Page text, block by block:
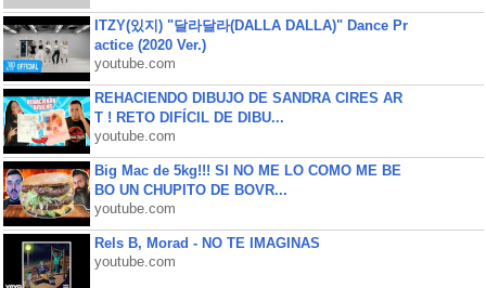
ITZY(있지) "달라달라(DALLA DALLA)" Dance Pr
actice (2020 Ver.)
youtube.com
REHACIENDO DIBUJO DE SANDRA CIRES AR
T ! RETO DIFÍCIL DE DIBU...
youtube.com
Big Mac de 5kg!!! SI NO ME LO COMO ME BE
BO UN CHUPITO DE BOVR...
youtube.com
Rels B, Morad - NO TE IMAGINAS
youtube.com